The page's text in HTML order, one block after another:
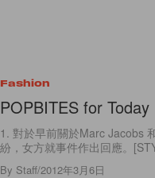
Fashion
POPBITES for Today
1. 對於早前關於Marc Jacobs
紛，女方就事件作出回應。
By Staff/2012年3月6日